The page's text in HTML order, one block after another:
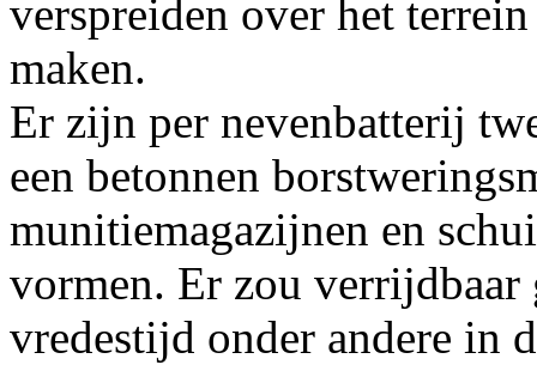
verspreiden over het
maken.
Er zijn per nevenbatterij
een betonnen
munitiemagazijnen en
vormen. Er zou verrijdbaar
vredestijd onder andere in